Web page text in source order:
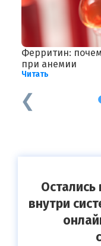
Ферритин:
при анемии
Читать
Остались
внутри